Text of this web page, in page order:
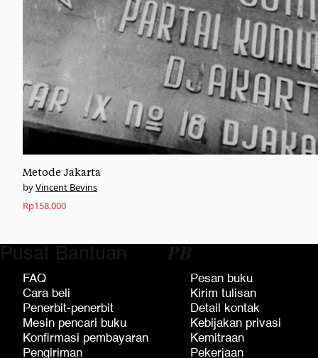
Metode Jakarta
Vincent Bevins
Rp158.000
Pusat Bantuan
FAQ
Cara beli
Penerbit-penerbit
Mesin pencari buku
Konfirmasi pembayaran
Pengiriman
𝑷𝑩
Pesan buku
Kirim tulisan
Detail kontak
Kebijakan privasi
Kemitraan
Pekerjaan